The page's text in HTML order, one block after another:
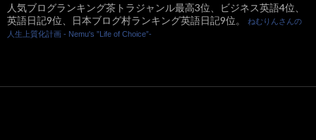
人気ブログランキング茶トラジャンル最高3位、ビジネス英語4位、
英語日記9位、日本ブログ村ランキング英語日記9位。
ねむりんさんの
人生上質化計画 - Nemu's ”Life of Choice”-